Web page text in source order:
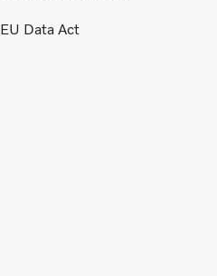
EU Data Act